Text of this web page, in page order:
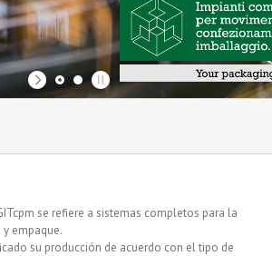
se refiere a sistemas completos para la
empaque.
su producción de acuerdo con el tipo de